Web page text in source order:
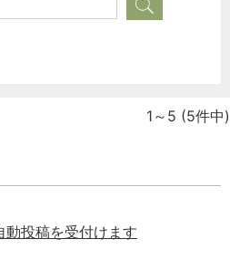
1～5 (5件中)
投稿を受付けます